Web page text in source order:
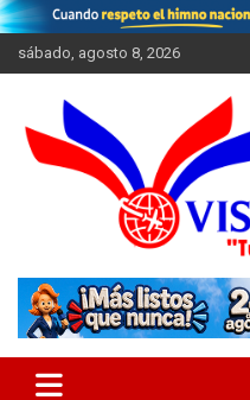
Saltar
al
contenido
sábado, agosto 8, 2026
Visitantes